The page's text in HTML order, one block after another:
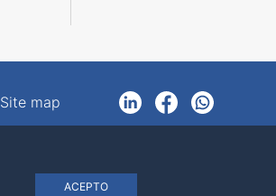
Site map
LinkedInFacebookWhatsApp
ACEPTO